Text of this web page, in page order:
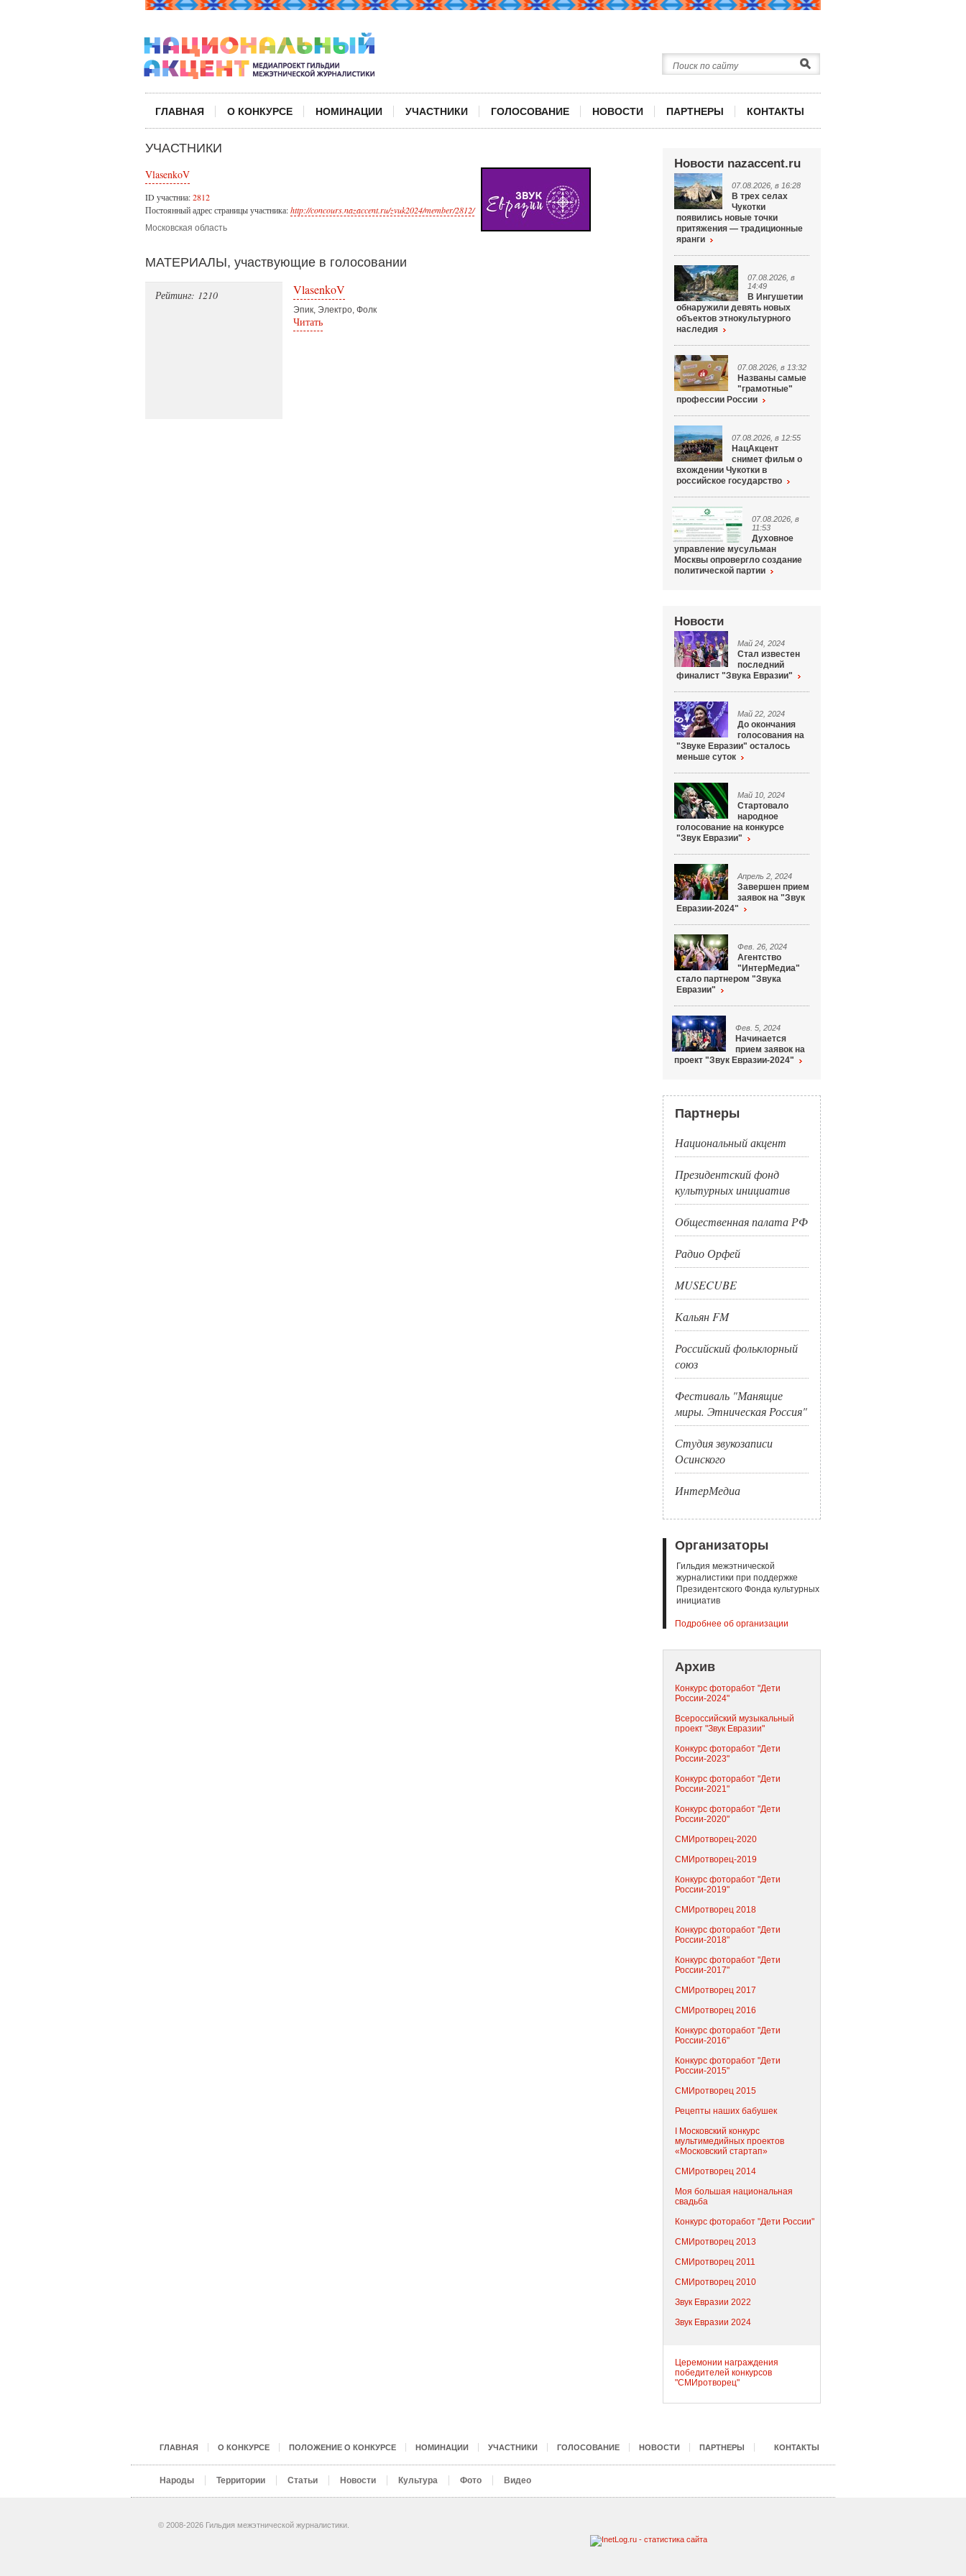
ГЛАВНАЯ О КОНКУРСЕ НОМИНАЦИИ УЧАСТНИКИ ГОЛОСОВАНИЕ НОВОСТИ ПАРТНЕРЫ КОНТАКТЫ
УЧАСТНИКИ
VlasenkoV
ID участниа:2812
Постоянный адрес страницы участника:http://concours.nazaccent.ru/zvuk2024/member/2812/
Московская область
МАТЕРИАЛЫ, участвующие в голосовании
Рейтинг: 1210 VlasenkoV
Эпик, Электро, Фолк
Читать
Новости nazaccent.ru
07.08.2026, в 16:28
В трех селах
Чукотки
появились новые точки
притяжения — традиционные
яранги
07.08.2026, в
14:49
В Ингушетии
обнаружили девять новых
объектов этнокультурного
наследия
07.08.2026, в 13:32
Названы самые
"грамотные"
профессии России
07.08.2026, в 12:55
НацАкцент
снимет фильм о
вхождении Чукотки в
российское государство
07.08.2026, в
11:53
Духовное
управление мусульман
Москвы опровергло создание
политической партии
Новости
Май 24, 2024
Стал известен
последний
финалист "Звука Евразии"
Май 22, 2024
До окончания
голосования на
"Звуке Евразии" осталось
меньше суток
Май 10, 2024
Стартовало
народное
голосование на конкурсе
"Звук Евразии"
Апрель 2, 2024
Завершен прием
заявок на "Звук
Евразии-2024"
Фев. 26, 2024
Агентство
"ИнтерМедиа"
стало партнером "Звука
Евразии"
Фев. 5, 2024
Начинается
прием заявок на
проект "Звук Евразии-2024"
Партнеры
Национальный акцент
Президентский фонд
культурных инициатив
Общественная палата РФ
Радио Орфей
MUSECUBE
Кальян FM
Российский фольклорный
союз
Фестиваль "Манящие
миры. Этническая Россия"
Студия звукозаписи
Осинского
ИнтерМедиа
Организаторы
Гильдия межэтнической
журналистики при поддержке
Президентского Фонда культурных
инициатив
Подробнее об организации
Архив
Конкурс фоторабот "Дети
России-2024"
Всероссийский музыкальный
проект "Звук Евразии"
Конкурс фоторабот "Дети
России-2023"
Конкурс фоторабот "Дети
России-2021"
Конкурс фоторабот "Дети
России-2020"
СМИротворец-2020
СМИротворец-2019
Конкурс фоторабот "Дети
России-2019"
СМИротворец 2018
Конкурс фоторабот "Дети
России-2018"
Конкурс фоторабот "Дети
России-2017"
СМИротворец 2017
СМИротворец 2016
Конкурс фоторабот "Дети
России-2016"
Конкурс фоторабот "Дети
России-2015"
СМИротворец 2015
Рецепты наших бабушек
I Московский конкурс
мультимедийных проектов
«Московский стартап»
СМИротворец 2014
Моя большая национальная
свадьба
Конкурс фоторабот "Дети России"
СМИротворец 2013
СМИротворец 2011
СМИротворец 2010
Звук Евразии 2022
Звук Евразии 2024
Церемонии награждения
победителей конкурсов
"СМИротворец"
ГЛАВНАЯ О КОНКУРСЕ ПОЛОЖЕНИЕ О КОНКУРСЕ НОМИНАЦИИ УЧАСТНИКИ ГОЛОСОВАНИЕ НОВОСТИ ПАРТНЕРЫ КОНТАКТЫ
Народы Территории Статьи Новости Культура Фото Видео
© 2008-2026 Гильдия межэтнической журналистики.